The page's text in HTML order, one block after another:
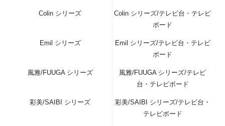
Colin シリーズ
Colin シリーズ/テレビ台・テレビ
ボード
Emil シリーズ
Emil シリーズ/テレビ台・テレビ
ボード
風雅/FUUGA シリーズ
風雅/FUUGA シリーズ/テレビ
台・テレビボード
彩美/SAIBI シリーズ
彩美/SAIBI シリーズ/テレビ台・
テレビボード